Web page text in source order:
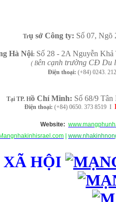
Trụ sở Công ty: Số 07, Ngõ
Hà Nội: Số 28 - 2A Nguyễn
( Bên cạnh trường CĐ Du
Điện thoại: (+84) 0243.
Tại TP. Hồ Chí Minh: Số 68/9
Điện thoại: (+84) 0650. 373 8519 I
Website:
HỘI